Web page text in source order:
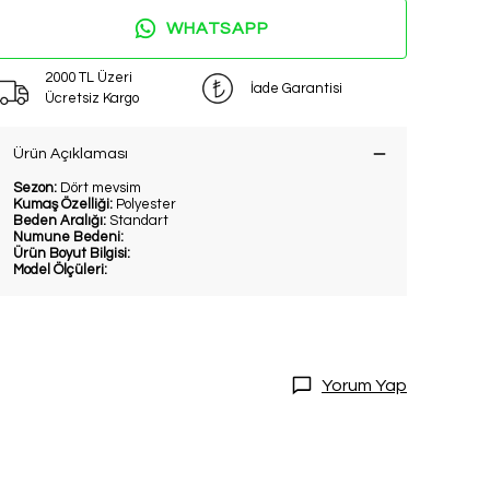
WHATSAPP
2000 TL Üzeri
Ücretsiz Kargo
İade Garantisi
Ürün Açıklaması
Sezon: Dört mevsim
Kumaş Özelliği: Polyester
Beden Aralığı: Standart
Numune Bedeni:
Ürün Boyut Bilgisi:
Model Ölçüleri:
Yorum Yap